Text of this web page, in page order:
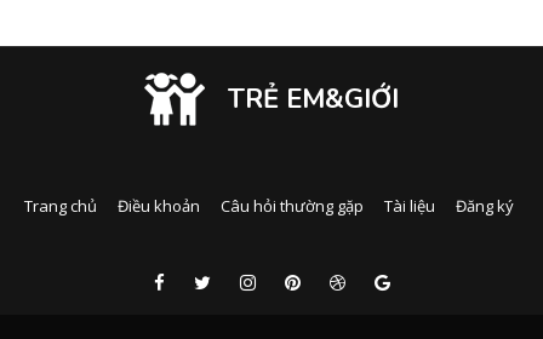
TRẺ EM&GIỚI
Trang chủ Điều khoản Câu hỏi thường gặp Tài liệu Đăng ký